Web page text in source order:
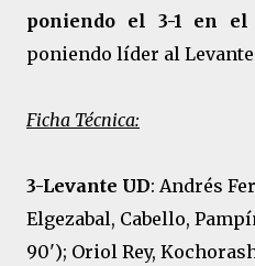
poniendo el 3-1 en
poniendo líder al Levante
Ficha Técnica:
3-Levante UD: Andrés
Elgezabal, Cabello,
90'); Oriol Rey,